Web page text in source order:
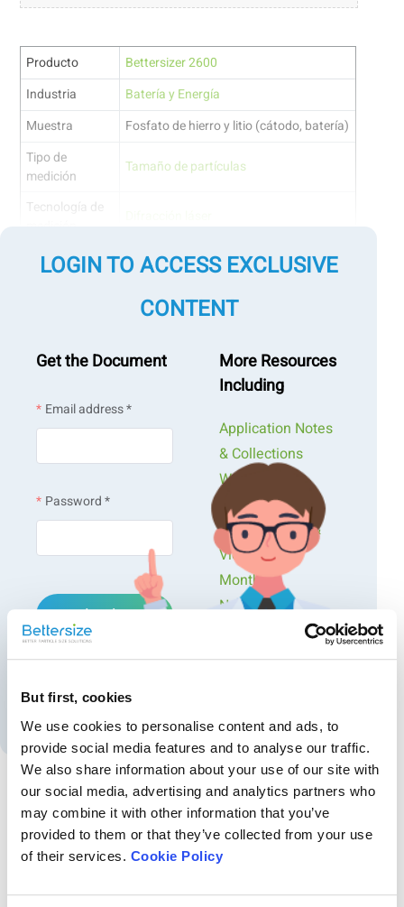
But first, cookies
We use cookies to personalise content and ads, to
provide social media features and to analyse our traffic.
We also share information about your use of our site with
our social media, advertising and analytics partners who
may combine it with other information that you’ve
provided to them or that they’ve collected from your use
of their services. Cookie Policy
Producto
Bettersizer 2600
Industria
Batería y Energía
Muestra
Fosfato de hierro y litio (cátodo, batería)
Tipo de
medición
Tamaño de partículas
Tecnología de
Saltar a una sección
Introducción
Diseño de la medición
Mantenimiento de la integridad de las mediciones:
Tendencias anormales de PSD y oscurecimiento
Superar la dispersión no saturada con un pretratamiento
Introducción
La floreciente revolución de los vehículos eléctricos (VE)
depende del desarrollo de soluciones energéticas sostenibles
y de alto rendimiento. Sin embargo, las limitaciones de
autonomía siguen planteando un reto importante. Aunque
las baterías de iones de litio ofrecen una vía prometedora, las
baterías de litio-hierro-fosfato (LFP), alabadas por su
excepcional seguridad y viabilidad económica, se enfrentan
a una contrapartida: una menor densidad gravimétrica de
litio-níquel-manganeso-cobalto-óxido (NMC) o las de litio-
LOGIN TO ACCESS EXCLUSIVE
CONTENT
Get the Document
Email address *
Password *
Login
Create an account
More Resources
Including
Application Notes
& Collections
Webinars &
Workshops
Presentations &
Videos
Monthly
Newsletters
Exclusive Events...
Recommended articles
Investigación de la influencia del tamaño y la forma